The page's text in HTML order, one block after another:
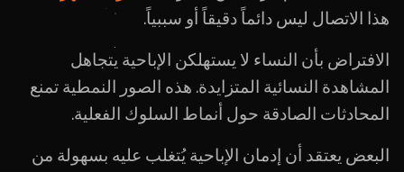
هذا الاتصال ليس دائماً دقيقاً أو سببياً.
الافتراض بأن النساء لا يستهلكن الإباحية يتجاهل
المشاهدة النسائية المتزايدة. هذه الصور النمطية تمنع
المحادثات الصادقة حول أنماط السلوك الفعلية.
البعض يعتقد أن إدمان الإباحية يُتغلب عليه بسهولة من